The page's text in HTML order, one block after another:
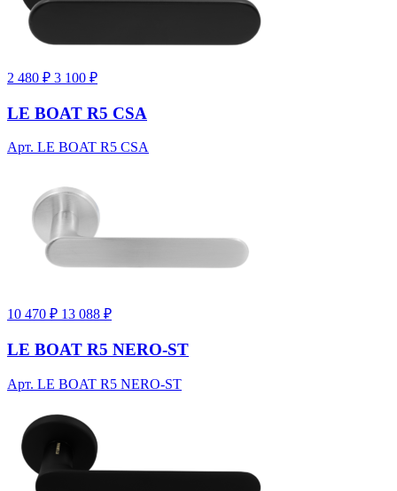
2 480 ₽ 3 100 ₽
LE BOAT R5 CSA
Арт. LE BOAT R5 CSA
10 470 ₽ 13 088 ₽
LE BOAT R5 NERO-ST
Арт. LE BOAT R5 NERO-ST